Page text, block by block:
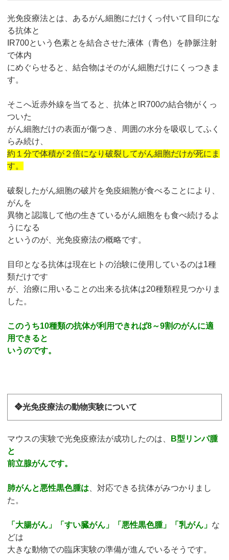
光免疫療法とは、あるがん細胞にだけくっ付いて目印にな
る抗体と
IR700という色素とを結合させた液体（青色）を静脈注射
で体内
にめぐらせると、結合物はそのがん細胞だけにくっつきま
す。
そこへ近赤外線を当てると、抗体とIR700の結合物がくっ
ついた
がん細胞だけの表面が傷つき、周囲の水分を吸収してふく
らみ続け、
約１分で体積が２倍になり破裂してがん細胞だけが死にま
す。
破裂したがん細胞の破片を免疫細胞が食べることにより、
がんを
異物と認識して他の生きているがん細胞をも食べ続けるよ
うになる
というのが、光免疫療法の概略です。
目印となる抗体は現在ヒトの治験に使用しているのは1種
類だけです
が、治療に用いることの出来る抗体は20種類程見つかりま
した。
このうち10種類の抗体が利用できれば8～9割のがんに適
用できると
いうのです。
❖光免疫療法の動物実験について
マウスの実験で光免疫療法が成功したのは、
B型リンパ腫
と
前立腺がんです。
肺がんと悪性黒色腫は 、対応できる抗体がみつかりまし
た。
「大腸がん」「すい臓がん」「悪性黒色腫」「乳がん」 な
どは
大きな動物での臨床実験の準備が進んでいるそうです。